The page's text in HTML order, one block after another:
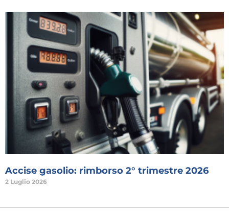
Accise gasolio: rimborso 2° trimestre 2026
2 Luglio 2026